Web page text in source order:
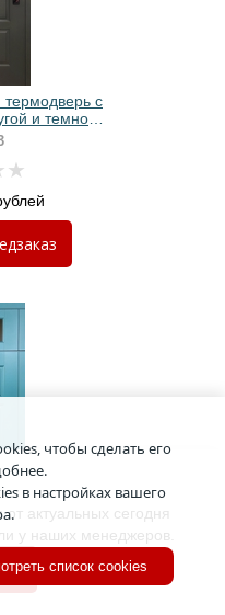
от актуальных сегодня
у наших менеджеров.
с
и темно-
МДФ
со
и панелями
чтобы сделать его
в настройках вашего
список cookies